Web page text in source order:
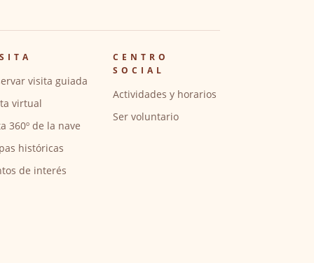
visita guiada
virtual
360º de la nave
históricas
de interés
CENTRO
SOCIAL
Actividades y horarios
Ser voluntario